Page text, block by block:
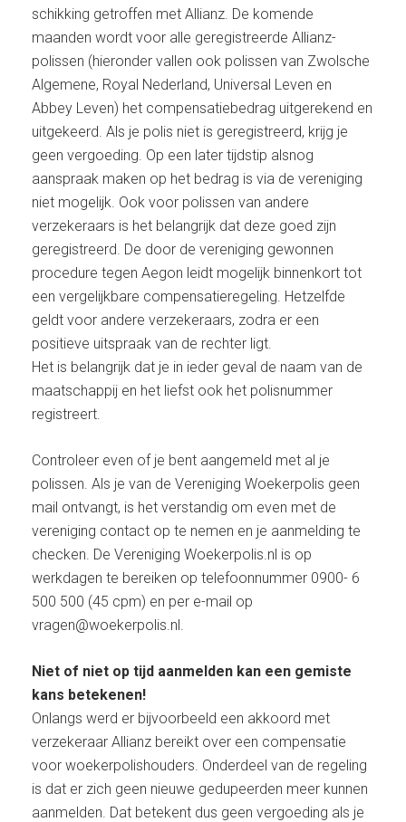
schikking getroffen met Allianz. De komende
maanden wordt voor alle geregistreerde Allianz-
polissen (hieronder vallen ook polissen van Zwolsche
Algemene, Royal Nederland, Universal Leven en
Abbey Leven) het compensatiebedrag uitgerekend en
uitgekeerd. Als je polis niet is geregistreerd, krijg je
geen vergoeding. Op een later tijdstip alsnog
aanspraak maken op het bedrag is via de vereniging
niet mogelijk. Ook voor polissen van andere
verzekeraars is het belangrijk dat deze goed zijn
geregistreerd. De door de vereniging gewonnen
procedure tegen Aegon leidt mogelijk binnenkort tot
een vergelijkbare compensatieregeling. Hetzelfde
geldt voor andere verzekeraars, zodra er een
positieve uitspraak van de rechter ligt.
Het is belangrijk dat je in ieder geval de naam van de
maatschappij en het liefst ook het polisnummer
registreert.
Controleer even of je bent aangemeld met al je
polissen. Als je van de Vereniging Woekerpolis geen
mail ontvangt, is het verstandig om even met de
vereniging contact op te nemen en je aanmelding te
checken. De Vereniging Woekerpolis.nl is op
werkdagen te bereiken op telefoonnummer 0900- 6
500 500 (45 cpm) en per e-mail op
vragen@woekerpolis.nl.
Niet of niet op tijd aanmelden kan een gemiste
kans betekenen!
Onlangs werd er bijvoorbeeld een akkoord met
verzekeraar Allianz bereikt over een compensatie
voor woekerpolishouders. Onderdeel van de regeling
is dat er zich geen nieuwe gedupeerden meer kunnen
aanmelden. Dat betekent dus geen vergoeding als je